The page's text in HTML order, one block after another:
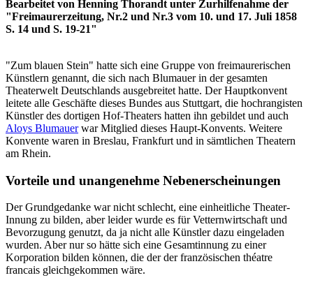
Bearbeitet von Henning Thorandt unter Zurhilfenahme der
"Freimaurerzeitung, Nr.2 und Nr.3 vom 10. und 17. Juli 1858
S. 14 und S. 19-21"
"Zum blauen Stein" hatte sich eine Gruppe von freimaurerischen
Künstlern genannt, die sich nach Blumauer in der gesamten
Theaterwelt Deutschlands ausgebreitet hatte. Der Hauptkonvent
leitete alle Geschäfte dieses Bundes aus Stuttgart, die hochrangisten
Künstler des dortigen Hof-Theaters hatten ihn gebildet und auch
Aloys Blumauerwar Mitglied dieses Haupt-Konvents. Weitere
Konvente waren in Breslau, Frankfurt und in sämtlichen Theatern
am Rhein.
Vorteile und unangenehme Nebenerscheinungen
Der Grundgedanke war nicht schlecht, eine einheitliche Theater-
Innung zu bilden, aber leider wurde es für Vetternwirtschaft und
Bevorzugung genutzt, da ja nicht alle Künstler dazu eingeladen
wurden. Aber nur so hätte sich eine Gesamtinnung zu einer
Korporation bilden können, die der der französischen théatre
francais gleichgekommen wäre.